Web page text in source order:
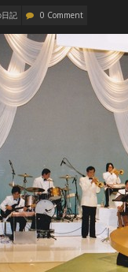
記 0 Comment